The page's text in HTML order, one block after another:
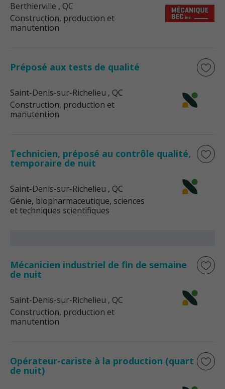
Berthierville , QC
Construction, production et
manutention
Préposé aux tests de qualité
Saint-Denis-sur-Richelieu , QC
Construction, production et
manutention
Technicien, préposé au contrôle qualité,
temporaire de nuit
Saint-Denis-sur-Richelieu , QC
Génie, biopharmaceutique, sciences
et techniques scientifiques
Mécanicien industriel de fin de semaine
de nuit
Saint-Denis-sur-Richelieu , QC
Construction, production et
manutention
Opérateur-cariste à la production (quart
de nuit)